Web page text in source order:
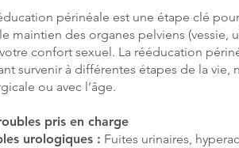
périnéale est une étape clé
maintien des organes pelviens (vessie,
confort sexuel. La rééducation
survenir à différentes étapes de la
ou avec l’âge.
pris en charge
urologiques : Fuites urinaires,